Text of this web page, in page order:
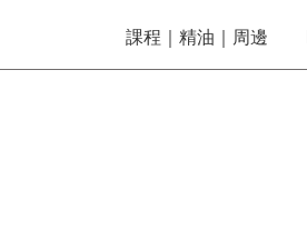
課程｜精油｜周邊